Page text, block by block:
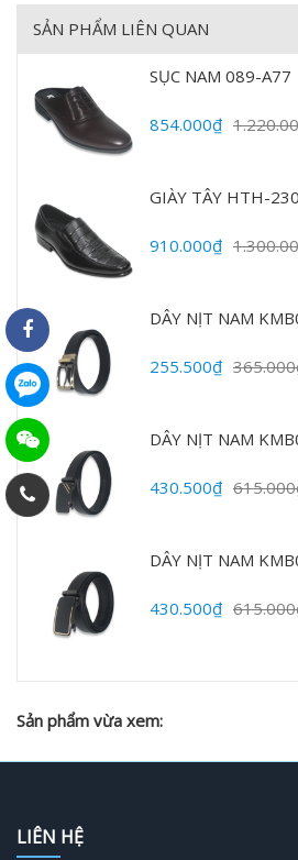
SẢN PHẨM LIÊN QUAN
SỤC NAM 089-A77
854.000₫
GIÀY TÂY HTH-
910.000₫
DÂY NỊT NAM
255.500₫
DÂY NỊT NAM
430.500₫
DÂY NỊT NAM
430.500₫
Sản phẩm vừa xem:
LIÊN HỆ